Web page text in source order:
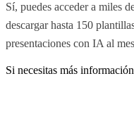
Sí, puedes acceder a miles
descargar hasta 150
presentaciones con IA al
Si necesitas más